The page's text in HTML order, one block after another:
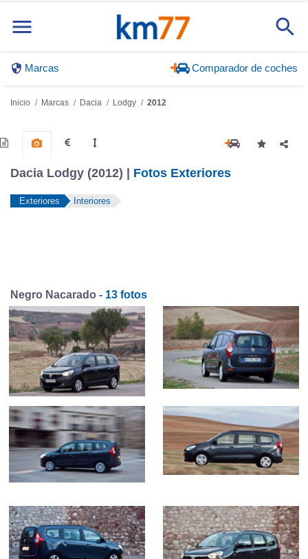
Marcas Comparador de coches
Inicio Marcas Dacia Lodgy 2012
Dacia Lodgy (2012) | Fotos Exteriores
Exteriores Interiores
Negro Nacarado - 13 fotos